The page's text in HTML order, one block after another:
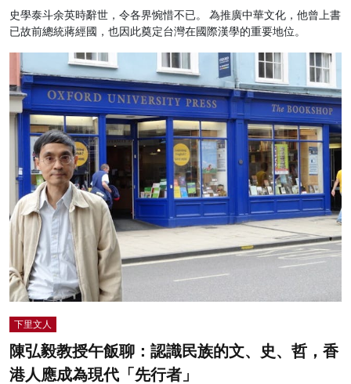
史學泰斗余英時辭世，令各界惋惜不已。 為推廣中華文化，他曾上書
已故前總統蔣經國，也因此奠定台灣在國際漢學的重要地位。
下里文人
陳弘毅教授午飯聊：認識民族的文、史、哲，香
港人應成為現代「先行者」